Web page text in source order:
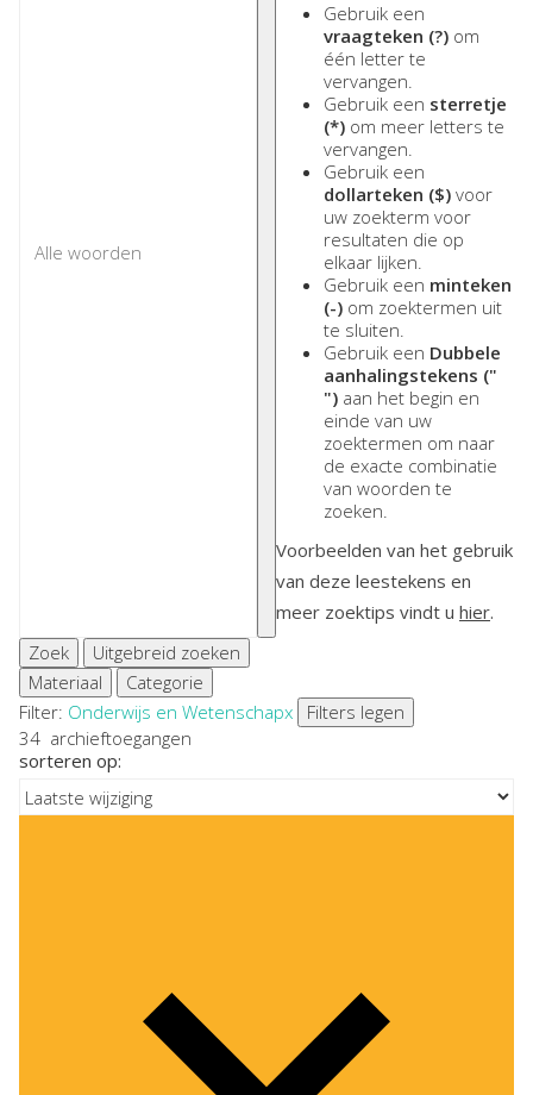
Gebruik een
vraagteken (?) om
één letter te
vervangen.
Gebruik een sterretje
(*) om meer letters te
vervangen.
Gebruik een
dollarteken ($) voor
uw zoekterm voor
resultaten die op
elkaar lijken.
Gebruik een minteken
(-) om zoektermen uit
te sluiten.
Gebruik een Dubbele
aanhalingstekens ("
") aan het begin en
einde van uw
zoektermen om naar
de exacte combinatie
van woorden te
zoeken.
Voorbeelden van het gebruik
van deze leestekens en
meer zoektips vindt u hier.
Zoek
Uitgebreid zoeken
Materiaal
Categorie
Filter: Onderwijs en Wetenschapx
Filters legen
34 archieftoegangen
sorteren op: